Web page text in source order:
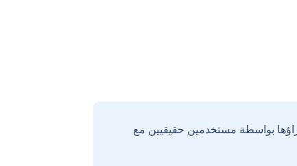
بواسطة مستخدمين حقيقيين مع